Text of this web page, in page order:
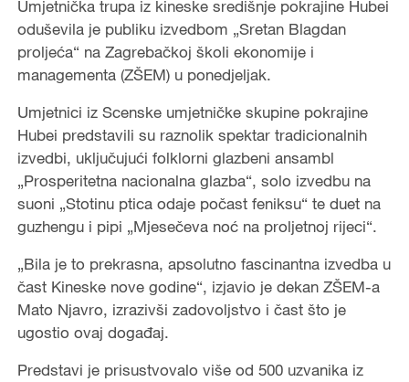
Umjetnička trupa iz kineske središnje pokrajine Hubei
oduševila je publiku izvedbom „Sretan Blagdan
proljeća“ na Zagrebačkoj školi ekonomije i
managementa (ZŠEM) u ponedjeljak.
Umjetnici iz Scenske umjetničke skupine pokrajine
Hubei predstavili su raznolik spektar tradicionalnih
izvedbi, uključujući folklorni glazbeni ansambl
„Prosperitetna nacionalna glazba“, solo izvedbu na
suoni „Stotinu ptica odaje počast feniksu“ te duet na
guzhengu i pipi „Mjesečeva noć na proljetnoj rijeci“.
„Bila je to prekrasna, apsolutno fascinantna izvedba u
čast Kineske nove godine“, izjavio je dekan ZŠEM-a
Mato Njavro, izrazivši zadovoljstvo i čast što je
ugostio ovaj događaj.
Predstavi je prisustvovalo više od 500 uzvanika iz